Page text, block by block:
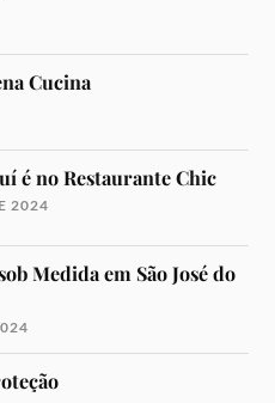
Cucina
é no Restaurante Chic
2024
Medida em São José do